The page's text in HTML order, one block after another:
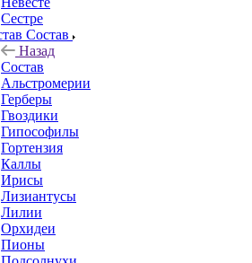
Сестре
Состав
Назад
Состав
Альстромерии
Герберы
Гвоздики
Гипософилы
Гортензия
Каллы
Ирисы
Лизиантусы
Лилии
Орхидеи
Пионы